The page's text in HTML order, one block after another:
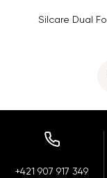
+421 907 917 349